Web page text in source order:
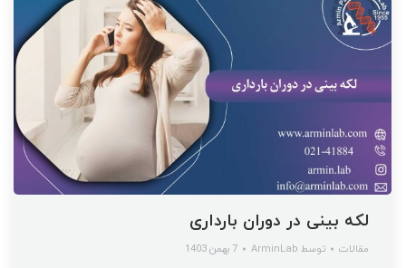
لکه بینی در دوران بارداری
مقالات توسط ArminLab 7 بهمن 1403